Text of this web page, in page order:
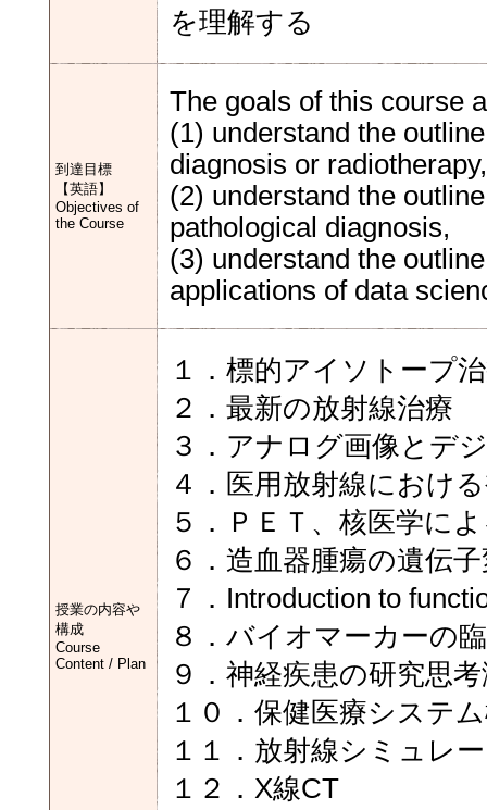
を理解する
到達目標
【英語】
Objectives of
the Course
The goals of this course
(1) understand the
diagnosis or radiotherapy,
(2) understand the
pathological diagnosis,
(3) understand the
applications of data
授業の内容や
構成
Course
Content / Plan
１．標的アイソトープ
２．最新の放射線治療
３．アナログ画像とデ
４．医用放射線におけ
５．ＰＥＴ、核医学に
６．造血器腫瘍の遺伝
７．Introduction to
８．バイオマーカーの
９．神経疾患の研究思
１０．保健医療システ
１１．放射線シミュレ
１２．X線CT